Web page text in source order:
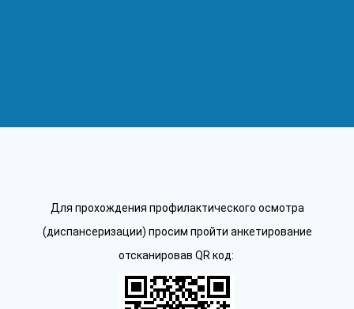
Для прохождения профилактического осмотра
(диспансеризации) просим пройти анкетирование
отсканировав QR код: